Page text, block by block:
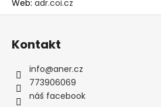
Web: adr.coi.cz
e
n
a
j
t
?
Z
Kontakt
info@aner.cz
773906069
náš facebook